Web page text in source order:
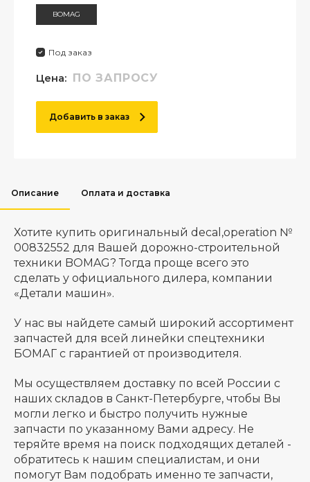
BOMAG
Под заказ
Цена: ПО ЗАПРОСУ
Добавить в заказ
Описание Оплата и доставка
Хотите купить оригинальный decal,operation №
00832552 для Вашей дорожно-строительной
техники BOMAG? Тогда проще всего это
сделать у официального дилера, компании
«Детали машин».
У нас вы найдете самый широкий ассортимент
запчастей для всей линейки спецтехники
БОМАГ с гарантией от производителя.
Мы осуществляем доставку по всей России с
наших складов в Санкт-Петербурге, чтобы Вы
могли легко и быстро получить нужные
запчасти по указанному Вами адресу. Не
теряйте время на поиск подходящих деталей -
обратитесь к нашим специалистам, и они
помогут Вам подобрать именно те запчасти,